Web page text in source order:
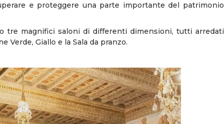
e proteggere una parte importante del patrimonio
tre magnifici saloni di differenti dimensioni, tutti arredati
Verde, Giallo e la Sala da pranzo.